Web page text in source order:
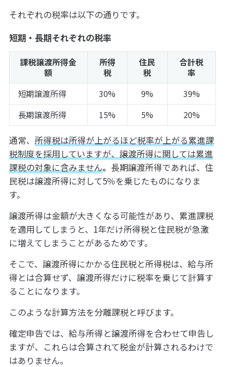
それぞれの税率は以下の通りです。
短期・長期それぞれの税率
課税譲渡所得金
額
所得
税
住民
税
合計税
率
短期譲渡所得
30% 9%
39%
長期譲渡所得
15% 5% 20%
通常、 所得税は所得が上がるほど税率が上がる累進課
税制度を採用していますが、譲渡所得に関しては累進
課税の対象に含みません。 長期譲渡所得であれば、住
民税は譲渡所得に対して5％を乗じたものになりま
す。
譲渡所得は金額が大きくなる可能性があり、累進課税
を適用してしまうと、1年だけ所得税と住民税が急激
に増えてしまうことがあるためです。
そこで、譲渡所得にかかる住民税と所得税は、給与所
得とは合算せず、譲渡所得だけに税率を乗じて計算す
ることになります。
このような計算方法を分離課税と呼びます。
確定申告では、給与所得と譲渡所得を合わせて申告し
ますが、これらは合算されて税金が計算されるわけで
はありません。